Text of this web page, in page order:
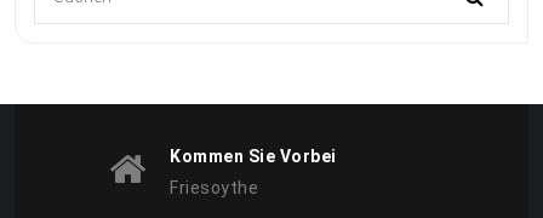
Kommen Sie Vorbei
Friesoythe